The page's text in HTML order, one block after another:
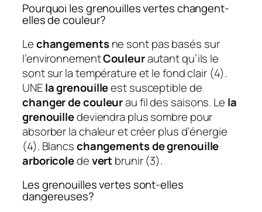
Pourquoi les grenouilles vertes changent-
elles de couleur?
Lechangementsne sont pas basés sur
l’environnementCouleurautant qu’ils le
sont sur la température et le fond clair (4).
UNEla grenouilleest susceptible de
changer de couleurau fil des saisons. Le la
grenouilledeviendra plus sombre pour
absorber la chaleur et créer plus d’énergie
(4). Blancschangements de grenouille
arboricoledevertbrunir (3).
Les grenouilles vertes sont-elles
dangereuses?